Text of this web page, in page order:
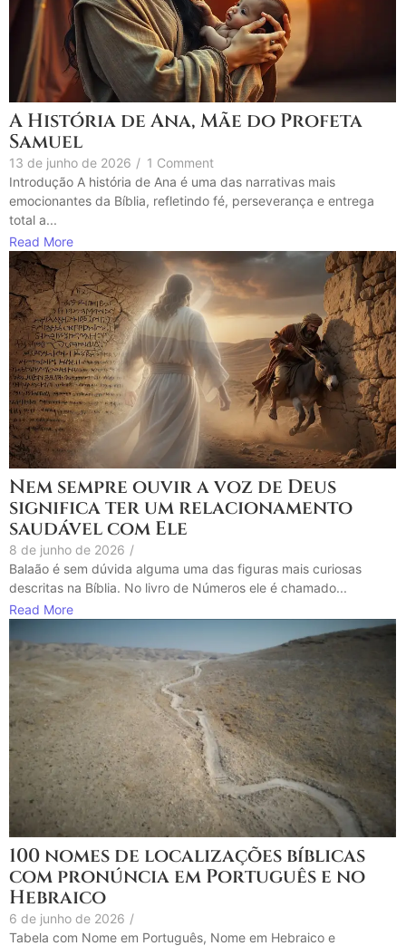
A História de Ana, Mãe do Profeta
Samuel
13 de junho de 2026 / 1 Comment
Introdução A história de Ana é uma das narrativas mais
emocionantes da Bíblia, refletindo fé, perseverança e entrega
total a...
Read More
Nem sempre ouvir a voz de Deus
significa ter um relacionamento
saudável com Ele
8 de junho de 2026 /
Balaão é sem dúvida alguma uma das figuras mais curiosas
descritas na Bíblia. No livro de Números ele é chamado...
Read More
100 nomes de localizações bíblicas
com pronúncia em Português e no
Hebraico
6 de junho de 2026 /
Tabela com Nome em Português, Nome em Hebraico e